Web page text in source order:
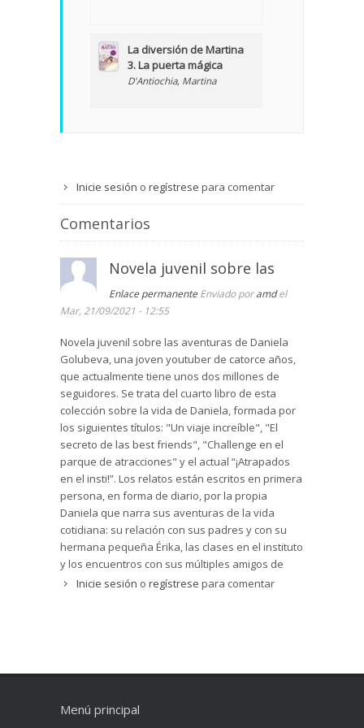
La diversión de Martina
3. La puerta mágica
D'Antiochia, Martina
Inicie sesión o regístrese para comentar
Comentarios
Novela juvenil sobre las
Enlace permanente Enviado poramdel
Mar, 21/09/2021 - 12:55
Novela juvenil sobre las aventuras de Daniela
Golubeva, una joven youtuber de catorce años,
que actualmente tiene unos dos millones de
seguidores. Se trata del cuarto libro de esta
colección sobre la vida de Daniela, formada por
los siguientes títulos: "Un viaje increíble", "El
secreto de las best friends", "Challenge en el
parque de atracciones" y el actual “¡Atrapados
en el insti!”. Los relatos están escritos en primera
persona, en forma de diario, por la propia
Daniela que narra sus aventuras de la vida
cotidiana: su relación con sus padres y con su
hermana pequeña Érika, las clases en el instituto
y los encuentros con sus múltiples amigos de
España y de Rusia. Tras su semana de
lectores cómo es un día de clase en el instituto
amiga Natasha (la primera que hizo al llegar a
Inicie sesión o regístrese para comentar
Menú principal